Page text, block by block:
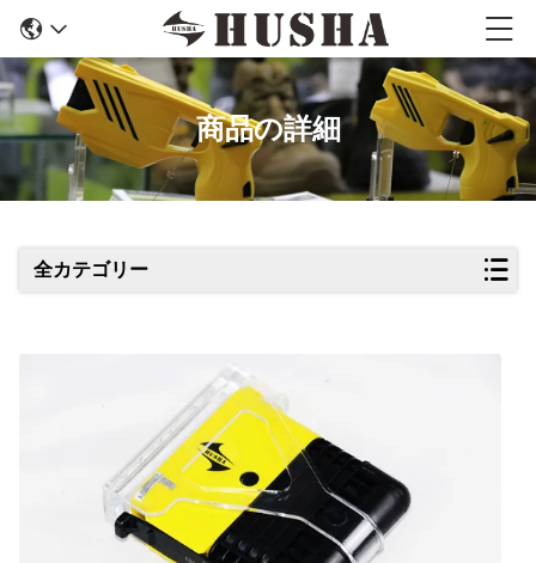
商品の詳細
全カテゴリー